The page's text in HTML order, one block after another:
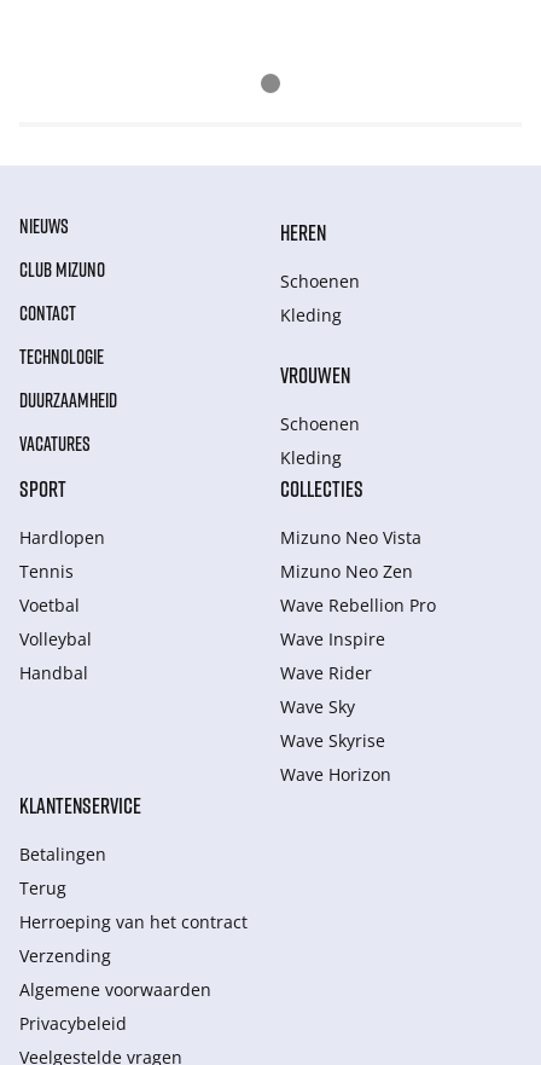
NIEUWS
CLUB MIZUNO
CONTACT
TECHNOLOGIE
DUURZAAMHEID
VACATURES
HEREN
Schoenen
Kleding
VROUWEN
Schoenen
Kleding
SPORT
Hardlopen
Tennis
Voetbal
Volleybal
Handbal
COLLECTIES
Mizuno Neo Vista
Mizuno Neo Zen
Wave Rebellion Pro
Wave Inspire
Wave Rider
Wave Sky
Wave Skyrise
Wave Horizon
KLANTENSERVICE
Betalingen
Terug
Herroeping van het contract
Verzending
Algemene voorwaarden
Privacybeleid
Veelgestelde vragen